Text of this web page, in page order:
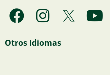
F
a
c
I
n
s
Y
o
Otros Idiomas